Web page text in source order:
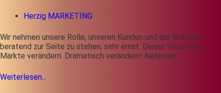
Herzig MARKETING
Wir nehmen unsere Rolle, unseren Kunden und der Branche
beratend zur Seite zu stehen, sehr ernst. Dieser Virus wird
Märkte verändern. Dramatisch verändern! Nationen, …
Weiterlesen...